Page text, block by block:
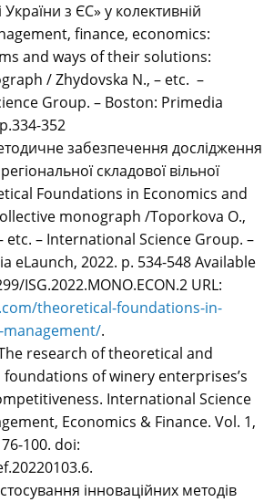
України з ЄС» у колективній
finance, economics:
and ways of their solutions:
/ Zhydovska N., – etc. –
Group. – Boston: Primedia
352
забезпечення дослідження
складової вільної
Foundations in Economics and
monograph /Toporkova O.,
etc. – Іnternational Science Group. –
eLaunch, 2022. р. 534-548 Available
ISG.2022.MONO.ECON.2 URL:
theoretical-foundations-in-
management/.
research of theoretical and
of winery enterprises’s
International Science
Economics & Finance. Vol. 1,
100. doi:
інноваційних методів